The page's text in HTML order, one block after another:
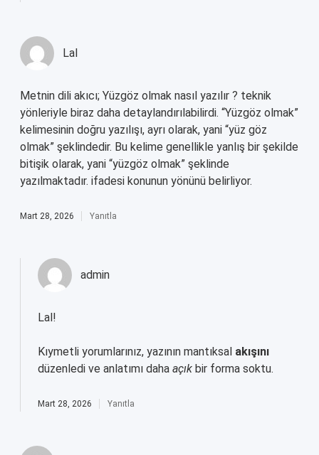
Lal
Metnin dili akıcı; Yüzgöz olmak nasıl yazılır ? teknik
yönleriyle biraz daha detaylandırılabilirdi. “Yüzgöz olmak”
kelimesinin doğru yazılışı, ayrı olarak, yani “yüz göz
olmak” şeklindedir. Bu kelime genellikle yanlış bir şekilde
bitişik olarak, yani “yüzgöz olmak” şeklinde
yazılmaktadır. ifadesi konunun yönünü belirliyor.
Mart 28, 2026 Yanıtla
admin
Lal!
Kıymetli yorumlarınız, yazının mantıksal akışını
düzenledi ve anlatımı daha açık bir forma soktu.
Mart 28, 2026 Yanıtla